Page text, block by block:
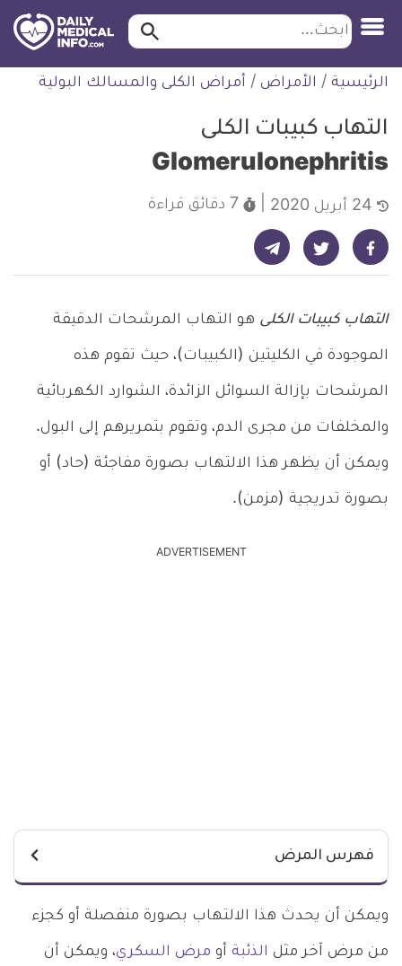
التخطي
للمحتوى
طبية
ابحث ابحث…
الرئيسية / الأمراض / أمراض الكلى والمسالك البولية
التهاب كبيبات الكلى
Glomerulonephritis
7 دقائق قراءة
شارك على فيسبوك - ديلي ميديكال انفو شارك على تويتر - ديلي ميديكال انفو شارك على تيليجرام - ديلي ميديكال انفو
التهاب كبيبات الكلى هو التهاب المرشحات الدقيقة
الموجودة في الكليتين (الكبيبات)، حيث تقوم هذه
المرشحات بإزالة السوائل الزائدة، الشوارد الكهربائية
والمخلفات من مجرى الدم، وتقوم بتمريرهم إلى البول.
ويمكن أن يظهر هذا الالتهاب بصورة مفاجئة (حاد) أو
بصورة تدريجية (مزمن).
ADVERTISEMENT
فهرس المرض
ويمكن أن يحدث هذا الالتهاب بصورة منفصلة أو كجزء
من مرض آخر مثل الذئبة أو مرض السكري، ويمكن أن